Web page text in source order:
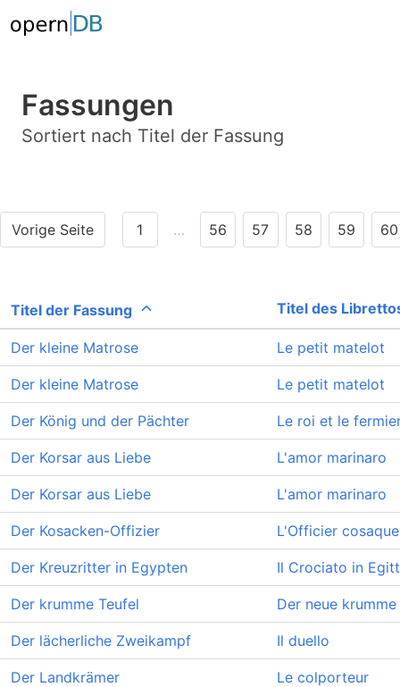
Fassungen
Sortiert nach Titel der Fassung
Vorige Seite 1 … 56 57 58 59 60
Titel der Fassung Titel des
Der kleine Matrose Le petit matelot
Der kleine Matrose Le petit matelot
Der König und der Pächter Le roi et le
Der Korsar aus Liebe L'amor marinaro
Der Korsar aus Liebe L'amor marinaro
Der Kosacken-Offizier L'Officier cosaque
Der Kreuzritter in Egypten Il Crociato in
Der krumme Teufel Der neue
Der lächerliche Zweikampf Il duello
Der Landkrämer Le colporteur